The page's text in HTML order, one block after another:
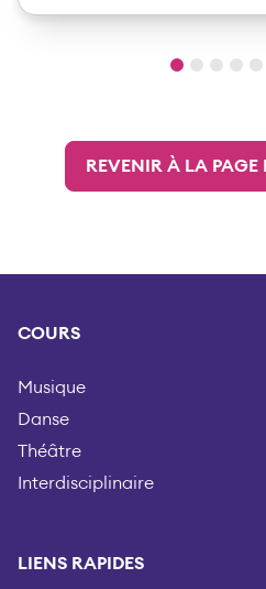
REVENIR À LA PAGE
COURS
Musique
Danse
Théâtre
Interdisciplinaire
LIENS RAPIDES